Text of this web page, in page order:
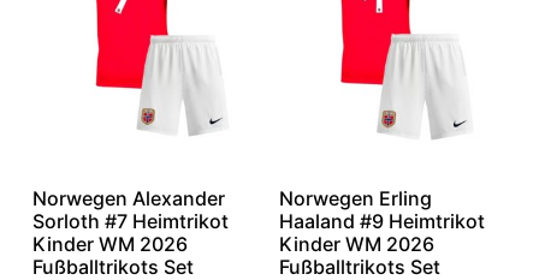
Norwegen Alexander
Sorloth #7 Heimtrikot
Kinder WM 2026
Fußballtrikots Set
Norwegen Erling
Haaland #9 Heimtrikot
Kinder WM 2026
Fußballtrikots Set